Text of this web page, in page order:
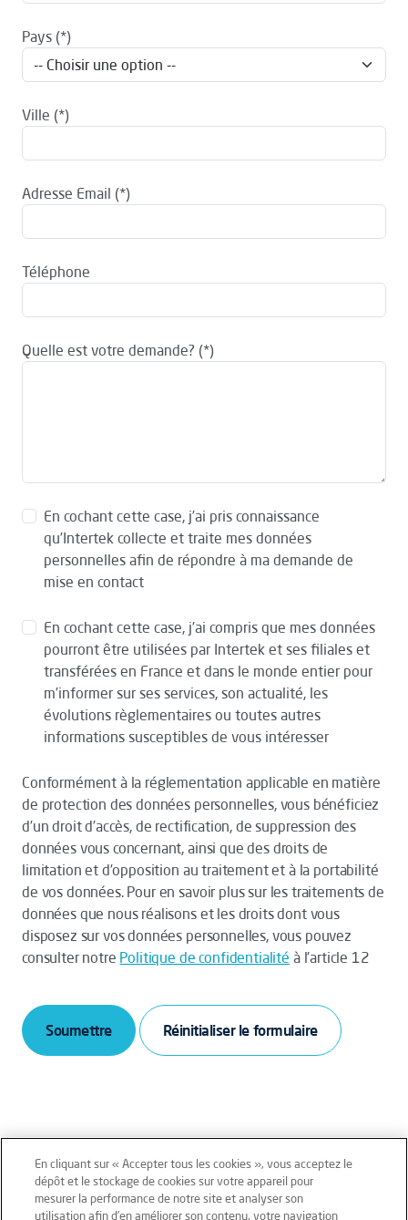
Pays
Ville
Adresse Email
Téléphone
Quelle est votre demande?
En cochant cette case, j’ai pris connaissance
qu’Intertek collecte et traite mes données
personnelles afin de répondre à ma demande de
mise en contact
En cochant cette case, j’ai compris que mes données
pourront être utilisées par Intertek et ses filiales et
transférées en France et dans le monde entier pour
m’informer sur ses services, son actualité, les
évolutions règlementaires ou toutes autres
informations susceptibles de vous intéresser
Conformément à la réglementation applicable en matière
de protection des données personnelles, vous bénéficiez
d’un droit d’accès, de rectification, de suppression des
données vous concernant, ainsi que des droits de
limitation et d’opposition au traitement et à la portabilité
de vos données. Pour en savoir plus sur les traitements de
données que nous réalisons et les droits dont vous
disposez sur vos données personnelles, vous pouvez
consulter notre Politique de confidentialité à l’article 12
Soumettre
Mentions légales Conditions générales
En cliquant sur « Accepter tous les cookies », vous acceptez le
dépôt et le stockage de cookies sur votre appareil pour
mesurer la performance de notre site et analyser son
utilisation afin d’en améliorer son contenu, votre navigation